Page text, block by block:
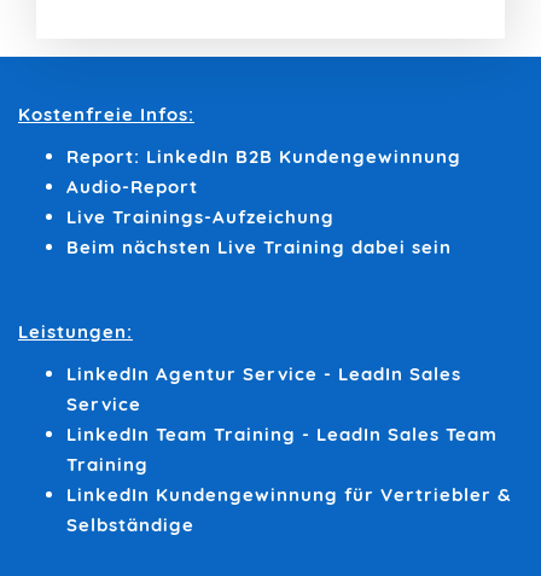
Kostenfreie Infos:
Report: LinkedIn B2B Kundengewinnung
Audio-Report
Live Trainings-Aufzeichung
Beim nächsten Live Training dabei sein
Leistungen:
LinkedIn Agentur Service - LeadIn Sales
Service
LinkedIn Team Training - LeadIn Sales Team
Training
LinkedIn Kundengewinnung für Vertriebler &
Selbständige